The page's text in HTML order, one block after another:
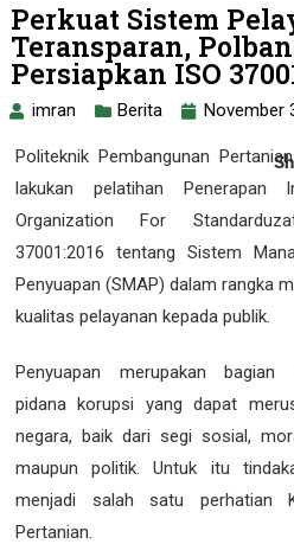
Perkuat Sistem
Teransparan,
Persiapkan ISO
imran Berita November
Politeknik Pembangunan
lakukan pelatihan Penerapan
Organization For
37001:2016 tentang Sistem
Penyuapan (SMAP) dalam rangka
kualitas pelayanan kepada publik.
Penyuapan merupakan bagian
pidana korupsi yang dapat
negara, baik dari segi sosial,
maupun politik. Untuk itu
menjadi salah satu perhatian
Pertanian.